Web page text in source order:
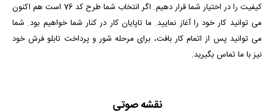
کیفیت را در اختیار شما قرار دهیم. اگر انتخاب شما طرح کد 76 است هم اکنون
می توانید کار خود را آغاز نمایید. ما تاپایان کار در کنار شما خواهیم بود. شما
می توانید پس از اتمام کار بافت، برای مرحله شور و پرداخت تابلو فرش خود
نیز با ما تماس بگیرید.
نقشه صوتی